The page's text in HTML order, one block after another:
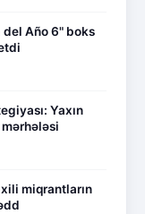
del Año 6" boks
Yaxın
miqrantların